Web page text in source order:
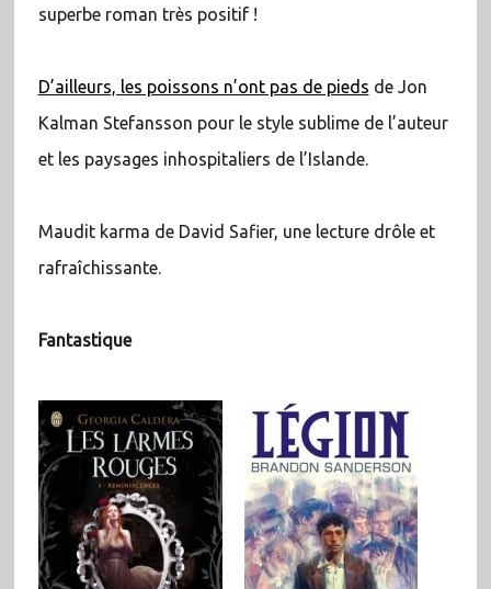
superbe roman très positif !
D’ailleurs, les poissons n’ont pas de pieds de Jon
Kalman Stefansson pour le style sublime de l’auteur
et les paysages inhospitaliers de l’Islande.
Maudit karma de David Safier, une lecture drôle et
rafraîchissante.
Fantastique